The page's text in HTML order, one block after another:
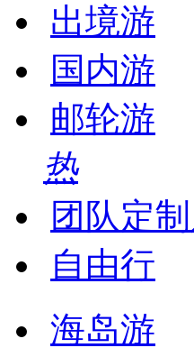
出境游
国内游
邮轮游
热
团队定制
自由行
海岛游